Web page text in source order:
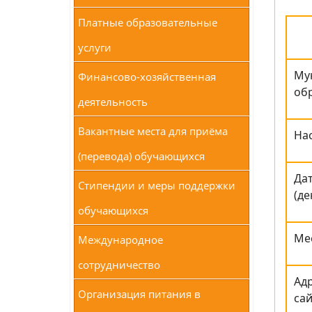
Платные образовательные
услуги
Финансово-хозяйственная
деятельность
Вакантные места для приёма
(перевода) обучающихся
Стипендии и меры поддержки
обучающихся
Международное
сотрудничество
Организация питания в